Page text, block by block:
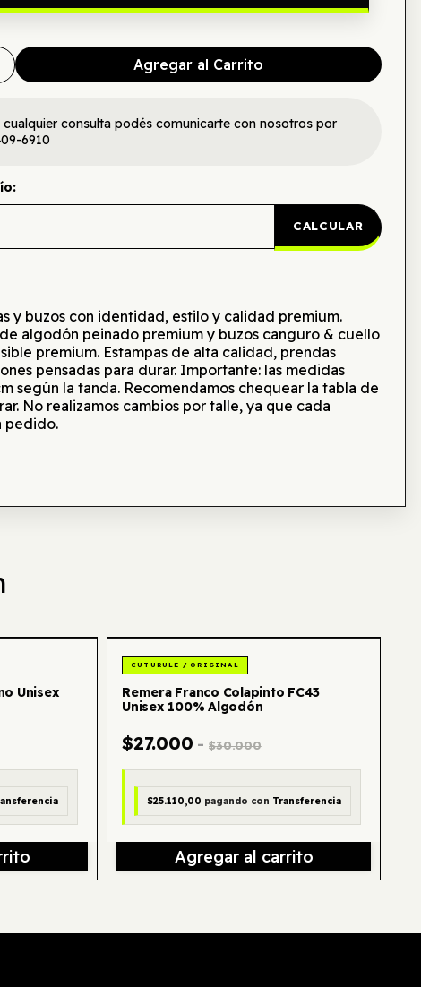
Agregar al Carrito
cualquier consulta podés comunicarte con nosotros por
6910
CALCULAR
y buzos con identidad, estilo y calidad premium.
algodón peinado premium y buzos canguro & cuello
premium. Estampas de alta calidad, prendas
pensadas para durar. Importante: las medidas
según la tanda. Recomendamos chequear la tabla de
No realizamos cambios por talle, ya que cada
pedido.
Unisex
Remera Franco Colapinto FC43
Unisex 100% Algodón
$27.000 - $30.000
$25.110,00 pagando con Transferencia
Agregar al carrito